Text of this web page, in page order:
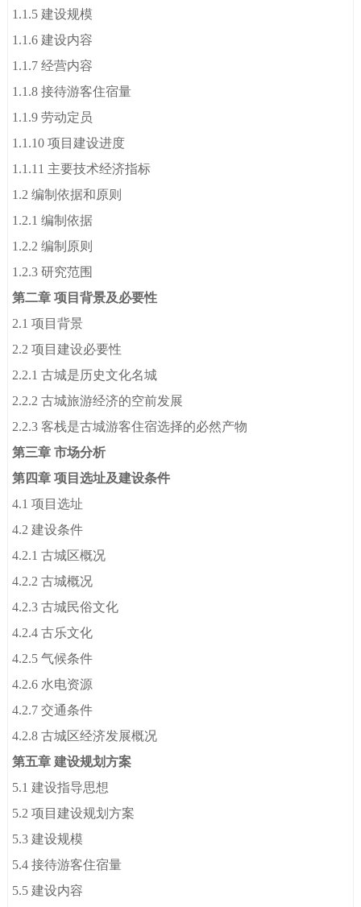
1.1.5 建设规模
1.1.6 建设内容
1.1.7 经营内容
1.1.8 接待游客住宿量
1.1.9 劳动定员
1.1.10 项目建设进度
1.1.11 主要技术经济指标
1.2 编制依据和原则
1.2.1 编制依据
1.2.2 编制原则
1.2.3 研究范围
第二章 项目背景及必要性
2.1 项目背景
2.2 项目建设必要性
2.2.1 古城是历史文化名城
2.2.2 古城旅游经济的空前发展
2.2.3 客栈是古城游客住宿选择的必然产物
第三章 市场分析
第四章 项目选址及建设条件
4.1 项目选址
4.2 建设条件
4.2.1 古城区概况
4.2.2 古城概况
4.2.3 古城民俗文化
4.2.4 古乐文化
4.2.5 气候条件
4.2.6 水电资源
4.2.7 交通条件
4.2.8 古城区经济发展概况
第五章 建设规划方案
5.1 建设指导思想
5.2 项目建设规划方案
5.3 建设规模
5.4 接待游客住宿量
5.5 建设内容